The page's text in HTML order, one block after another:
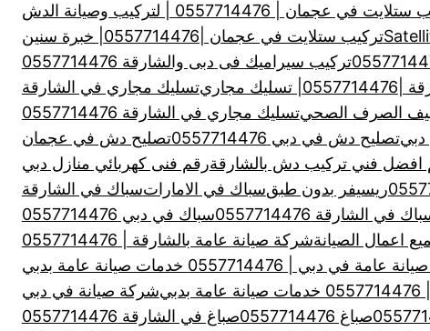
في عجمان | 0557714476 | لتركيب وصيانة الدش
تركيب ستلايت في عجمان |0557714476| خبرة سنين
تركيب سيراميك فى دبى والشارقة 0557714476
تسليك مجاري في الشارقة
تسليك مجاري في الشارقة 0557714476
تصليح دش في دبي 0557714476
تصليح دش في عجمان
افضل فني تركيب دش بالشارقةرقم فنى كهربائي منازل دبي
ريسيفر بدون طبقسباك في الاماراتسباك في الشارقة
في الشارقة 0557714476
سباك في دبي 0557714476
شركة صيانة عامة بالشارقة | 0557714476
في دبي | 0557714476 خدمات صيانة عامة بدبي
شركة صيانة في دبي
صباغ 0557714476
صباغ في الشارقة 0557714476